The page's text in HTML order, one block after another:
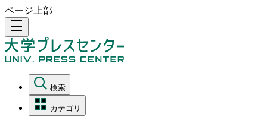
ページ上部
density_medium
検索
カテゴリ